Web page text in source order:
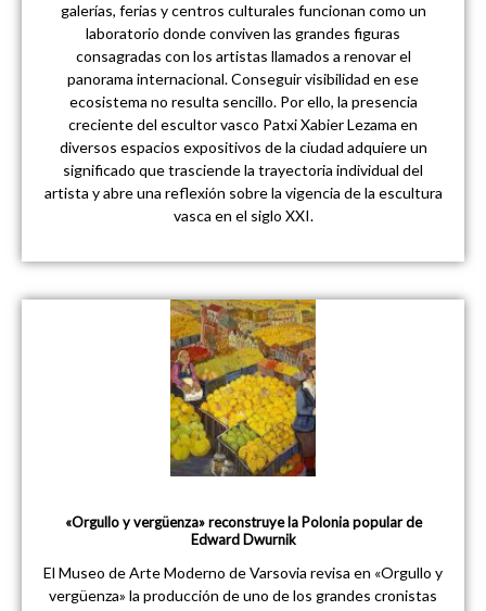
galerías, ferias y centros culturales funcionan como un
laboratorio donde conviven las grandes figuras
consagradas con los artistas llamados a renovar el
panorama internacional. Conseguir visibilidad en ese
ecosistema no resulta sencillo. Por ello, la presencia
creciente del escultor vasco Patxi Xabier Lezama en
diversos espacios expositivos de la ciudad adquiere un
significado que trasciende la trayectoria individual del
artista y abre una reflexión sobre la vigencia de la escultura
vasca en el siglo XXI.
«Orgullo y vergüenza» reconstruye la Polonia popular de
Edward Dwurnik
El Museo de Arte Moderno de Varsovia revisa en «Orgullo y
vergüenza» la producción de uno de los grandes cronistas